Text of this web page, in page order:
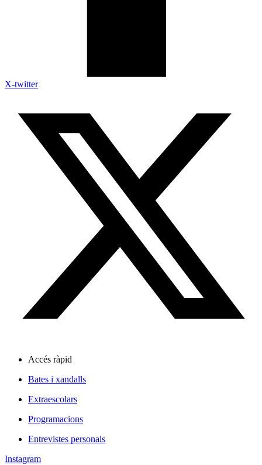
X-twitter
Accés ràpid
Bates i xandalls
Extraescolars
Programacions
Entrevistes personals
Instagram